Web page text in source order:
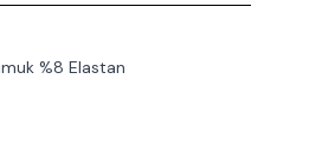
%8 Elastan